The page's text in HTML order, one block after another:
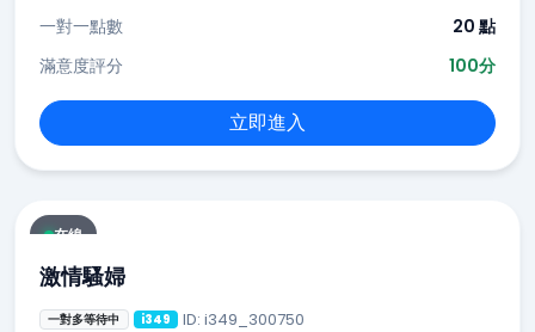
一對一點數
20 點
滿意度評分
100分
立即進入
在線
激情騷婦
一對多等待中 i349 ID: i349_300750